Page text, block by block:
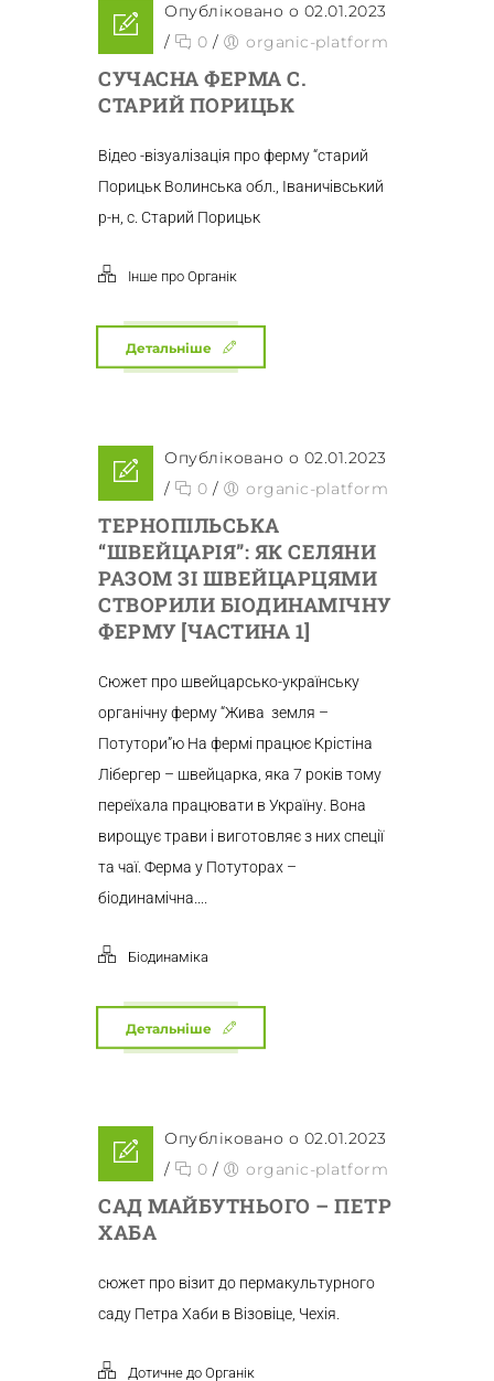
Опубліковано о 02.01.2023
/
0 / organic-platform
СУЧАСНА ФЕРМА С.
СТАРИЙ ПОРИЦЬК
Відео -візуалізація про ферму “старий
Порицьк Волинська обл., Іваничівський
р-н, с. Старий Порицьк
Інше про Органік
Детальніше
Опубліковано о 02.01.2023
/
0 / organic-platform
ТЕРНОПІЛЬСЬКА
“ШВЕЙЦАРІЯ”: ЯК СЕЛЯНИ
РАЗОМ ЗІ ШВЕЙЦАРЦЯМИ
СТВОРИЛИ БІОДИНАМІЧНУ
ФЕРМУ [ЧАСТИНА 1]
Сюжет про швейцарсько-українську
органічну ферму “Жива земля –
Потутори”ю На фермі працює Крістіна
Лібергер – швейцарка, яка 7 років тому
переїхала працювати в Україну. Вона
вирощує трави і виготовляє з них спеції
та чаї. Ферма у Потуторах –
біодинамічна....
Біодинаміка
Детальніше
Опубліковано о 02.01.2023
/
0 / organic-platform
САД МАЙБУТНЬОГО – ПЕТР
ХАБА
сюжет про візит до пермакультурного
саду Петра Хаби в Візовіце, Чехія.
Дотичне до Органік